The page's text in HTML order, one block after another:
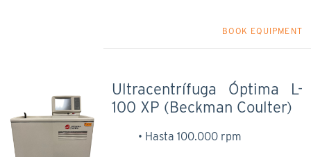
BOOK EQUIPMENT
Ultracentrífuga Óptima L-
100 XP (Beckman Coulter)
Hasta 100.000 rpm